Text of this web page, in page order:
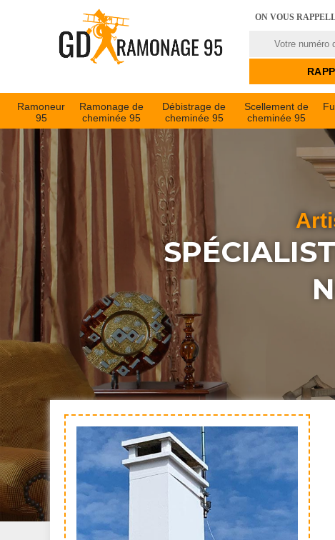
ON VOUS
Ramoneur
95
Ramonage de
cheminée 95
Débistrage de
cheminée 95
Scellement de
cheminée 95